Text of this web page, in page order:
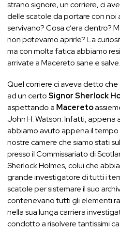
strano signore, un corriere, ci
delle scatole da portare con noi
servivano? Cosa c’era dentro?
non potevamo aprirle? La
ma con molta fatica abbiamo
arrivate a Macereto sane e salve.
Quel corriere ci aveva detto
ad un certoSignor Sherlock
aspettando a Macereto
John H. Watson. Infatti, appena
abbiamo avuto appena il tempo
nostre camere che siamo stati
presso il Commissariato di
Sherlock Holmes, colui che
grande investigatore di tutti i
scatole per sistemare il suo
contenevano tutti gli elementi
nella sua lunga carriera
condotto a risolvere tantissimi